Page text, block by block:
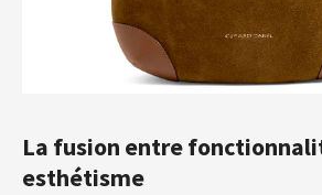
La fusion entre
esthétisme